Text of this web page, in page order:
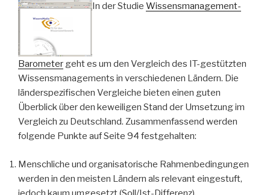
In der Studie Wissensmanagement-
Barometer geht es um den Vergleich des IT-gestützten
Wissensmanagements in verschiedenen Ländern. Die
länderspezifischen Vergleiche bieten einen guten
Überblick über den keweiligen Stand der Umsetzung im
Vergleich zu Deutschland. Zusammenfassend werden
folgende Punkte auf Seite 94 festgehalten:
Menschliche und organisatorische Rahmenbedingungen
werden in den meisten Ländern als relevant eingestuft,